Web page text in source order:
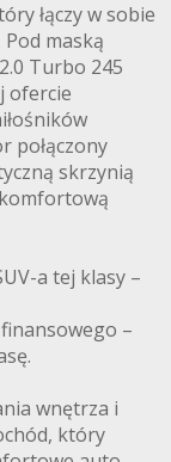
łączy w sobie
maską
Turbo 245
ofercie
połączony
skrzynią
a tej klasy –
–
wnętrza i
który